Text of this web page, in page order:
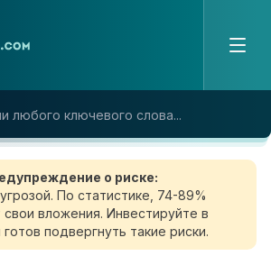
о риске:
По статистике, 74-89%
вложения. Инвестируйте в
подвергнуть такие риски.